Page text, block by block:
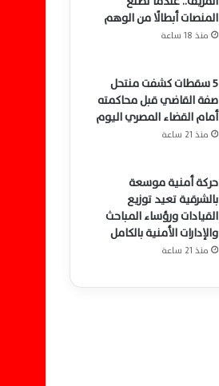
المنصات أبطالًا من الوهم
منذ 18 ساعة
5 سقطات كشفت منتحل
صفة القاضي قبل محاكمته
أمام القضاء المصري اليوم
منذ 21 ساعة
حركة أمنية موسعة
بالشرقية تعيد توزيع
القيادات ورؤساء المباحث
والإدارات الأمنية بالكامل
منذ 21 ساعة